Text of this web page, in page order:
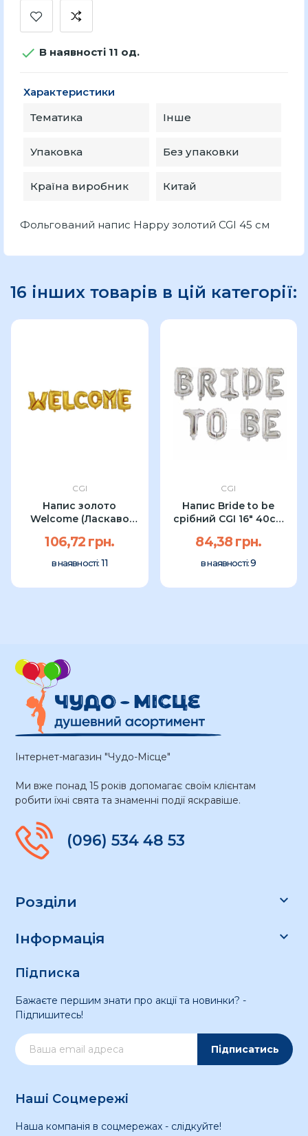
 В наявності 11 од.
Характеристики
Тематика
Інше
Упаковка Без упаковки
Країна виробник Китай
Фольгований напис Happy золотий CGI 45 см
16 інших товарів в цій категорії:
CGI
Напис золото
Welcome (Ласкаво
106,72 грн.
в наявності: 11
CGI
Напис Bride to be
срібний CGI 16" 40см
84,38 грн.
в наявності:9
Інтернет-магазин "Чудо-Місце"
Ми вже понад 15 років допомагає своїм клієнтам
робити їхні свята та знаменні події яскравіше.
(096) 534 48 53
Розділи 
Інформація 
Підписка
Бажаєте першим знати про акції та новинки? -
Підпишитесь!
Підписатись
Наші Соцмережі
Наша компанія в соцмережах - слідкуйте!